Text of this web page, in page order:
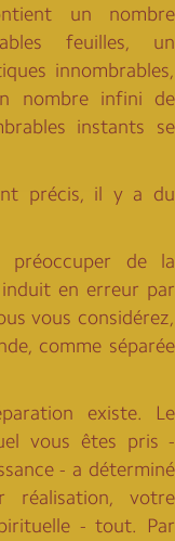
un nombre
feuilles, un
innombrables,
nombre infini de
instants se
précis, il y a du
préoccuper de la
en erreur par
vous considérez,
comme séparée
existe. Le
vous êtes pris -
- a déterminé
votre
- tout. Par